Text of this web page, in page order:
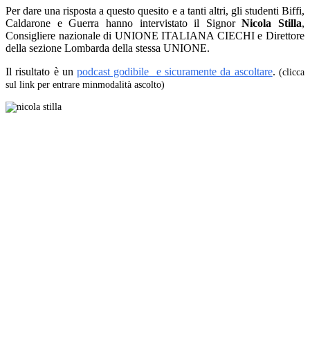
Per dare una risposta a questo quesito e a tanti altri, gli studenti Biffi,
Caldarone e Guerra hanno intervistato il SignorNicola Stilla,
Consigliere nazionale di UNIONE ITALIANA CIECHI e Direttore
della sezione Lombarda della stessa UNIONE.
Il risultato è unpodcast godibile e sicuramente da ascoltare.(clicca
sul link per entrare minmodalità ascolto)